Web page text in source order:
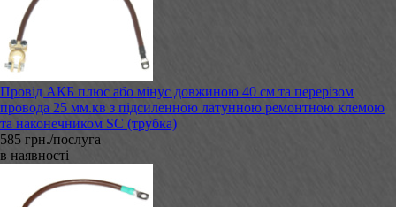
Провід АКБ плюс або мінус довжиною 40 см та перерізом
провода 25 мм.кв з підсиленною латунною ремонтною клемою
та наконечником SC (трубка)
585 грн./послуга
в наявності